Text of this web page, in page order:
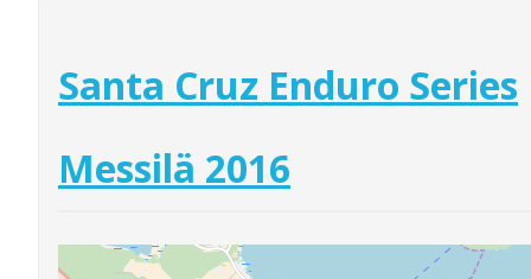
Santa Cruz Enduro Series
Messilä 2016